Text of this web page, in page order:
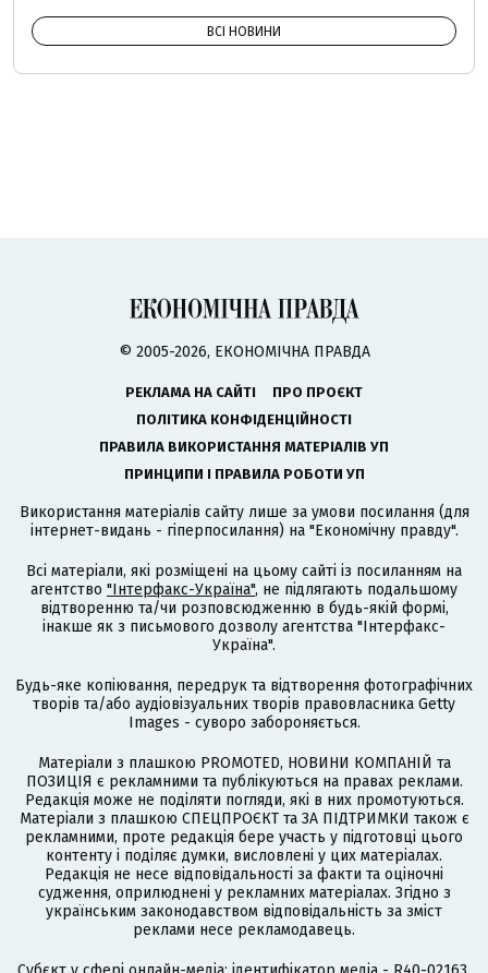
ВСІ НОВИНИ
© 2005-2026, ЕКОНОМІЧНА ПРАВДА
РЕКЛАМА НА САЙТІ
ПРО ПРОЄКТ
ПОЛІТИКА КОНФІДЕНЦІЙНОСТІ
ПРАВИЛА ВИКОРИСТАННЯ МАТЕРІАЛІВ УП
ПРИНЦИПИ І ПРАВИЛА РОБОТИ УП
Використання матеріалів сайту лише за умови посилання (для
інтернет-видань - гіперпосилання) на "Економічну правду".
Всі матеріали, які розміщені на цьому сайті із посиланням на
агентство "Інтерфакс-Україна", не підлягають подальшому
відтворенню та/чи розповсюдженню в будь-якій формі,
інакше як з письмового дозволу агентства "Інтерфакс-
Україна".
Будь-яке копіювання, передрук та відтворення фотографічних
творів та/або аудіовізуальних творів правовласника Getty
Images - суворо забороняється.
Матеріали з плашкою PROMOTED, НОВИНИ КОМПАНІЙ та
ПОЗИЦІЯ є рекламними та публікуються на правах реклами.
Редакція може не поділяти погляди, які в них промотуються.
Матеріали з плашкою СПЕЦПРОЄКТ та ЗА ПІДТРИМКИ також є
рекламними, проте редакція бере участь у підготовці цього
контенту і поділяє думки, висловлені у цих матеріалах.
Редакція не несе відповідальності за факти та оціночні
судження, оприлюднені у рекламних матеріалах. Згідно з
українським законодавством відповідальність за зміст
реклами несе рекламодавець.